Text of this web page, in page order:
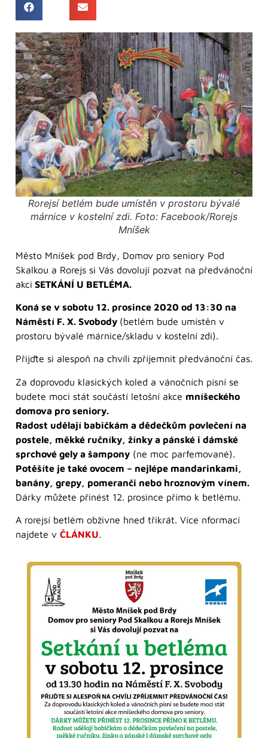
Rorejsí betlém bude umístěn v prostoru bývalé
márnice v kostelní zdi. Foto: Facebook/Rorejs
Mníšek
Město Mníšek pod Brdy, Domov pro seniory Pod
Skalkou a Rorejs si Vás dovolují pozvat na předvánoční
akci SETKÁNÍ U BETLÉMA.
Koná se v sobotu 12. prosince 2020 od 13:30 na
Náměstí F. X. Svobody (betlém bude umístěn v
prostoru bývalé márnice/skladu v kostelní zdi).
Přijďte si alespoň na chvíli zpříjemnit předvánoční čas.
Za doprovodu klasických koled a vánočních písní se
budete moci stát součástí letošní akce mníšeckého
domova pro seniory.
Radost udělají babičkám a dědečkům povlečení na
postele, měkké ručníky, žínky a pánské i dámské
sprchové gely a šampony (ne moc parfemované).
Potěšíte je také ovocem – nejlépe mandarinkami,
banány, grepy, pomeranči nebo hroznovým vínem.
Dárky můžete přinést 12. prosince přímo k betlému.
A rorejsí betlém obživne hned třikrát. Více nformací
najdete v ČLÁNKU.